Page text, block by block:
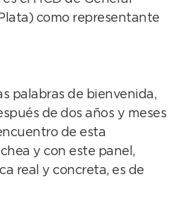
como representante
palabras de bienvenida,
de dos años y meses
de esta
y con este panel,
real y concreta, es de